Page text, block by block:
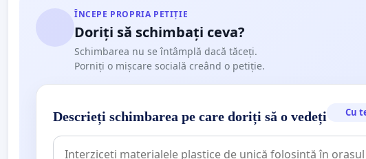
ÎNCEPE PROPRIA PETIȚIE
Doriți să schimbați ceva?
Schimbarea nu se întâmplă dacă tăceți.
Porniți o mișcare socială creând o petiție.
Descrieți schimbarea pe care doriți să o vedeți Cu